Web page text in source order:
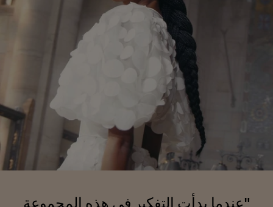
"عندما بدأت التفكير في هذه المجموعة